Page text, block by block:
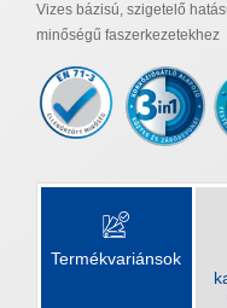
Vizes bázisú, szigetelő
minőségű faszerkezetekhez
Termékvariánsok